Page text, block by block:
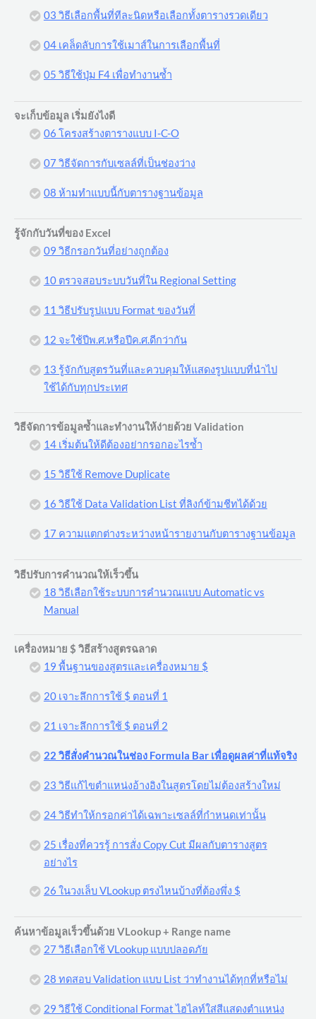
03 วิธีเลือกพื้นที่ทีละนิดหรือเลือกทั้งตารางรวดเดียว
04 เคล็ดลับการใช้เมาส์ในการเลือกพื้นที่
05 วิธีใช้ปุ่ม F4 เพื่อทำงานซ้ำ
จะเก็บข้อมูล เริ่มยังไงดี
06 โครงสร้างตารางแบบ I-C-O
07 วิธีจัดการกับเซลล์ที่เป็นช่องว่าง
08 ห้ามทำแบบนี้กับตารางฐานข้อมูล
รู้จักกับวันที่ของ Excel
09 วิธีกรอกวันที่อย่างถูกต้อง
10 ตรวจสอบระบบวันที่ใน Regional Setting
11 วิธีปรับรูปแบบ Format ของวันที่
12 จะใช้ปีพ.ศ.หรือปีค.ศ.ดีกว่ากัน
13 รู้จักกับสูตรวันที่และควบคุมให้แสดงรูปแบบที่นำไป
ใช้ได้กับทุกประเทศ
วิธีจัดการข้อมูลซ้ำและทำงานให้ง่ายด้วย Validation
14 เริ่มต้นให้ดีต้องอย่ากรอกอะไรซ้ำ
15 วิธีใช้ Remove Duplicate
16 วิธีใช้ Data Validation List ที่ลิงก์ข้ามชีทได้ด้วย
17 ความแตกต่างระหว่างหน้ารายงานกับตารางฐานข้อมูล
วิธีปรับการคำนวณให้เร็วขึ้น
18 วิธีเลือกใช้ระบบการคำนวณแบบ Automatic vs
Manual
เครื่องหมาย $ วิธีสร้างสูตรฉลาด
19 พื้นฐานของสูตรและเครื่องหมาย $
20 เจาะลึกการใช้ $ ตอนที่ 1
21 เจาะลึกการใช้ $ ตอนที่ 2
22 วิธีสั่งคำนวณในช่อง Formula Bar เพื่อดูผลค่าที่แท้จริง
23 วิธีแก้ไขตำแหน่งอ้างอิงในสูตรโดยไม่ต้องสร้างใหม่
24 วิธีทำให้กรอกค่าได้เฉพาะเซลล์ที่กำหนดเท่านั้น
25 เรื่องที่ควรรู้ การสั่ง Copy Cut มีผลกับตารางสูตร
อย่างไร
26 ในวงเล็บ VLookup ตรงไหนบ้างที่ต้องพึ่ง $
ค้นหาข้อมูลเร็วขึ้นด้วย VLookup + Range name
27 วิธีเลือกใช้ VLookup แบบปลอดภัย
28 ทดสอบ Validation แบบ List ว่าทำงานได้ทุกที่หรือไม่
29 วิธีใช้ Conditional Format ไฮไลท์ใส่สีแสดงตำแหน่ง